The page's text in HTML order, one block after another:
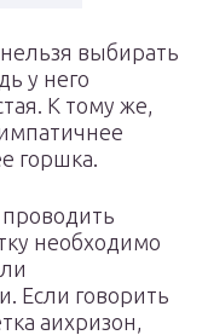
выбирать
у него
К тому же,
горшка.
необходимо
Если говорить
аихризон,